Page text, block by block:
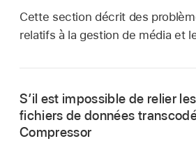
Cette section décrit des
relatifs à la gestion de média et
S’il est impossible de relier
fichiers de données
Compressor